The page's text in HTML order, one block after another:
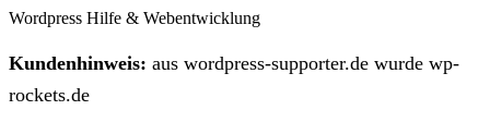
Wordpress Hilfe & Webentwicklung
Kundenhinweis: aus wordpress-supporter.de wurde wp-
rockets.de